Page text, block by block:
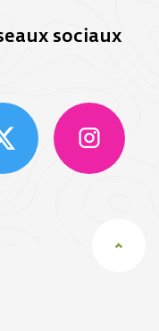
sociaux